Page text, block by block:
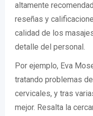
altamente
reseñas y
calidad de los
detalle del personal.
Por ejemplo, Eva
tratando problemas
cervicales, y tras
mejor. Resalta la